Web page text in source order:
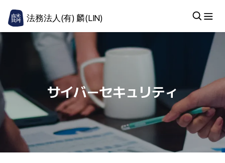
法務法人(有) 麟(LIN)
サイバーセキュリティ